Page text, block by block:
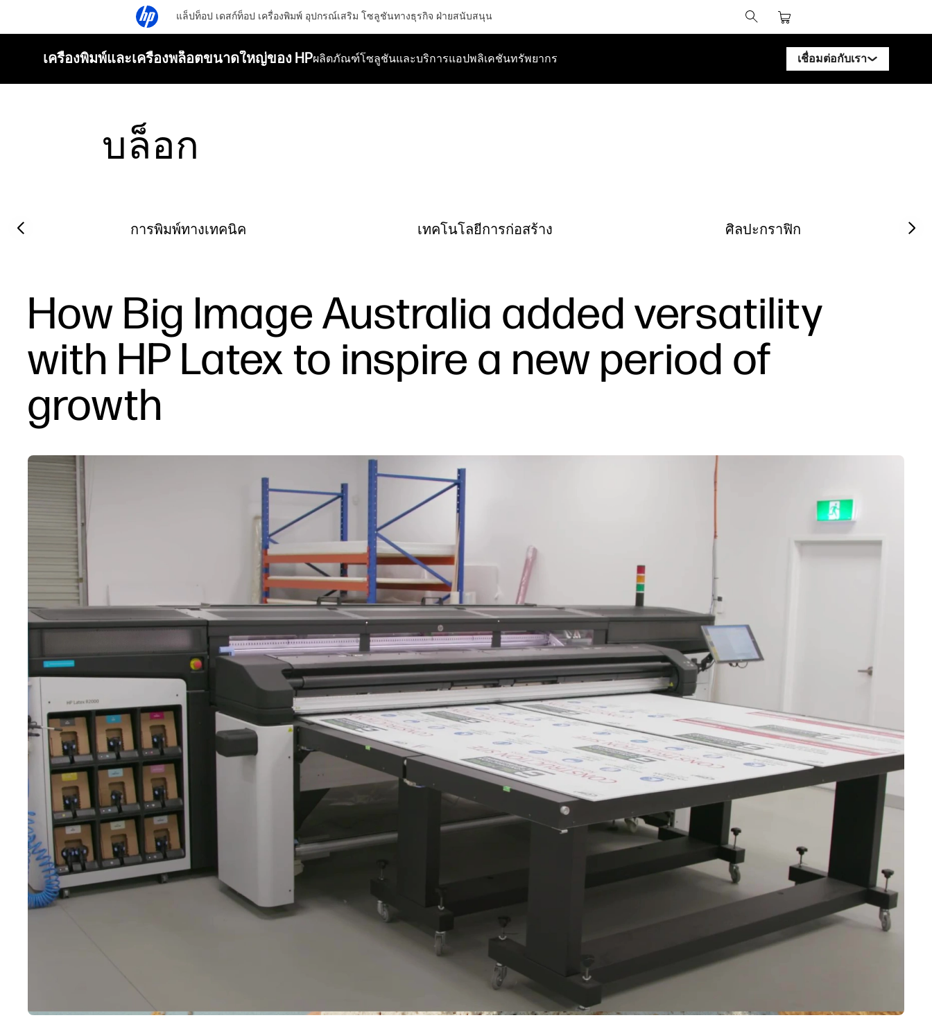
แล็ปท็อป เดสก์ท็อป เครื่องพิมพ์ อุปกรณ์เสริม โซลูชันทางธุรกิจ ฝ่ายสนับสนุน
เครื่องพิมพ์และเครื่องพล็อตขนาดใหญ่ของ HPผลิตภัณฑ์โซลูชันและบริการแอปพลิเคชันทรัพยากร เชื่อมต่อกับเรา
บล็อก
Filter category
การพิมพ์ทางเทคนิค เทคโนโลยีการก่อสร้าง ศิลปะกราฟิก
Previous slide Next
How Big Image Australia added versatility
with HP Latex to inspire a new period of
growth